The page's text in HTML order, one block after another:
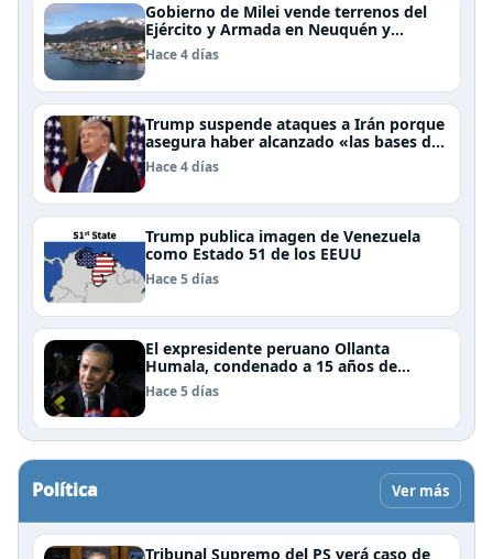
Gobierno de Milei vende terrenos del
Ejército y Armada en Neuquén y
Ushuaia
Hace 4 días
Trump suspende ataques a Irán porque
asegura haber alcanzado «las bases de
un acuerdo»
Hace 4 días
Trump publica imagen de Venezuela
como Estado 51 de los EEUU
Hace 5 días
El expresidente peruano Ollanta
Humala, condenado a 15 años de
cárcel, sale libre al anularse su caso
Hace 5 días
Política Ver más
Tribunal Supremo del PS verá caso de